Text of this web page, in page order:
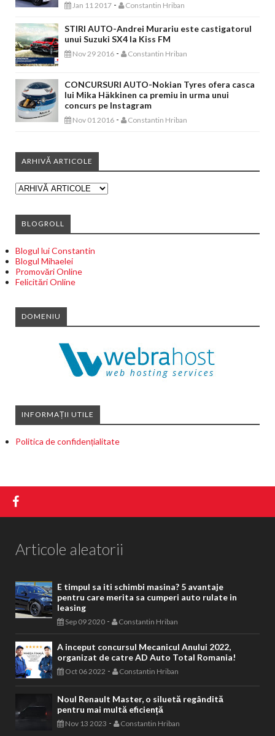
Jan 11 2017 - Constantin Hriban
STIRI AUTO-Andrei Murariu este castigatorul
unui Suzuki SX4 la Kiss FM
Nov 29 2016 - Constantin Hriban
CONCURSURI AUTO-Nokian Tyres ofera casca
lui Mika Häkkinen ca premiu in urma unui
concurs pe Instagram
Nov 01 2016 - Constantin Hriban
ARHIVĂ ARTICOLE
BLOGROLL
Blogul lui Constantin
Blogul Mihaelei
Promovări Online
Felicitări Online
DOMENIU
INFORMAȚII UTILE
Politica de confidențialitate
Articole aleatorii
E timpul sa iti schimbi masina? 5 avantaje
pentru care merita sa cumperi auto rulate in
leasing
Sep 09 2020 - Constantin Hriban
A inceput concursul Mecanicul Anului 2022,
organizat de catre AD Auto Total Romania!
Oct 06 2022 - Constantin Hriban
Noul Renault Master, o siluetă regândită
pentru mai multă eficiență
Nov 13 2023 - Constantin Hriban